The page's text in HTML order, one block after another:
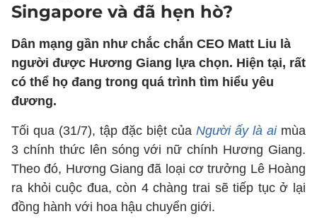
Singapore và đã hẹn hò?
Dân mạng gần như chắc chắn CEO Matt Liu là
người được Hương Giang lựa chọn. Hiện tại, rất
có thể họ đang trong quá trình tìm hiểu yêu
đương.
Tối qua (31/7), tập đặc biệt của Người ấy là ai mùa
3 chính thức lên sóng với nữ chính Hương Giang.
Theo đó, Hương Giang đã loại cơ trưởng Lê Hoàng
ra khỏi cuộc đua, còn 4 chàng trai sẽ tiếp tục ở lại
đồng hành với hoa hậu chuyển giới.